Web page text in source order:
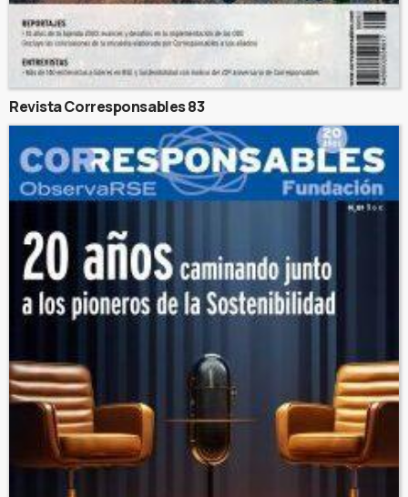
Revista Corresponsables 83